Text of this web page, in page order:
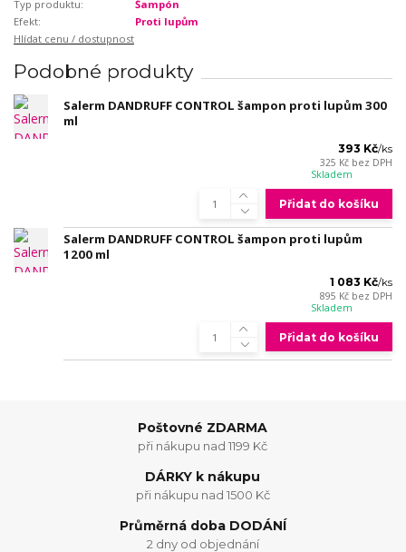
Typ produktu:
Šampón
Efekt:
Proti lupům
Hlídat cenu / dostupnost
Podobné produkty
Salerm DANDRUFF CONTROL šampon proti lupům 300
ml
393 Kč/ks
325 Kč bez DPH
Skladem
Přidat do košíku
Salerm DANDRUFF CONTROL šampon proti lupům
1200 ml
1 083 Kč/ks
895 Kč bez DPH
Skladem
Přidat do košíku
Poštovné ZDARMA
při nákupu nad 1199 Kč
DÁRKY k nákupu
při nákupu nad 1500 Kč
Průměrná doba DODÁNÍ
2 dny od objednání